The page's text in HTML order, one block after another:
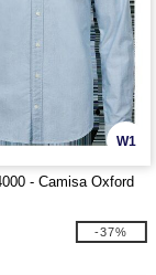
W1
- Camisa Oxford
-37%